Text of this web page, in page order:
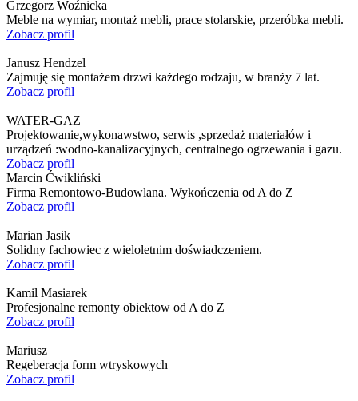
Grzegorz Woźnicka
Meble na wymiar, montaż mebli, prace stolarskie, przeróbka mebli.
Zobacz profil
Janusz Hendzel
Zajmuję się montażem drzwi każdego rodzaju, w branży 7 lat.
Zobacz profil
WATER-GAZ
Projektowanie,wykonawstwo, serwis ,sprzedaż materiałów i
urządzeń :wodno-kanalizacyjnych, centralnego ogrzewania i gazu.
Zobacz profil
Marcin Ćwikliński
Firma Remontowo-Budowlana. Wykończenia od A do Z
Zobacz profil
Marian Jasik
Solidny fachowiec z wieloletnim doświadczeniem.
Zobacz profil
Kamil Masiarek
Profesjonalne remonty obiektow od A do Z
Zobacz profil
Mariusz
Regeberacja form wtryskowych
Zobacz profil